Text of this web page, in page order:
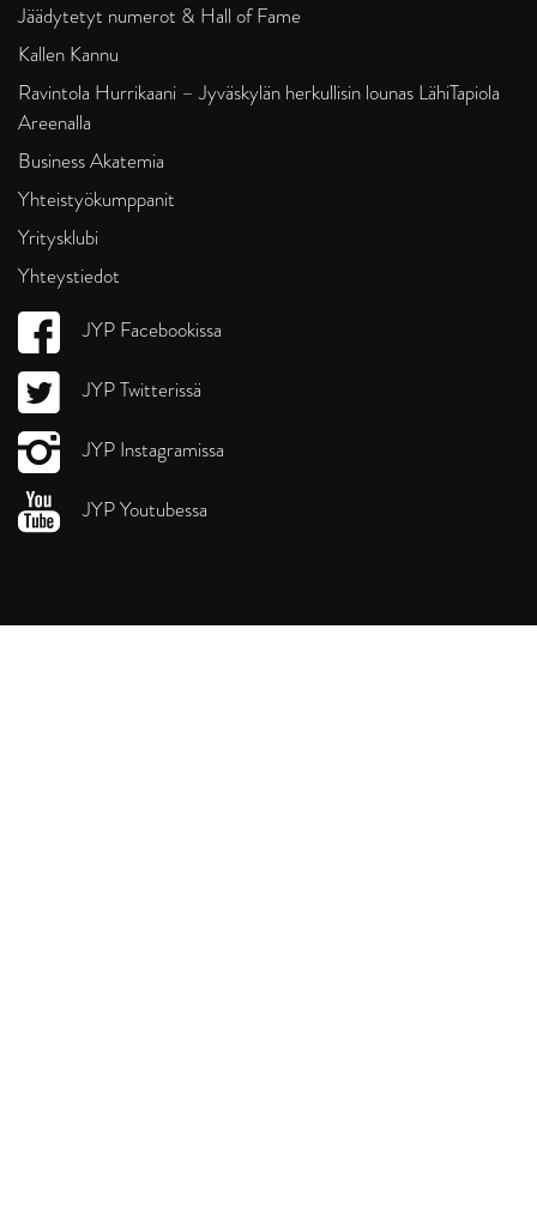
Jäädytetyt numerot & Hall of Fame
Kallen Kannu
Ravintola Hurrikaani – Jyväskylän herkullisin lounas LähiTapiola
Areenalla
Business Akatemia
Yhteistyökumppanit
Yritysklubi
Yhteystiedot
JYP Facebookissa
JYP Twitterissä
JYP Instagramissa
JYP Youtubessa